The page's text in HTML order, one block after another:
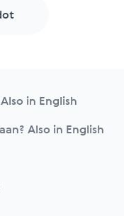
in English
Also in English